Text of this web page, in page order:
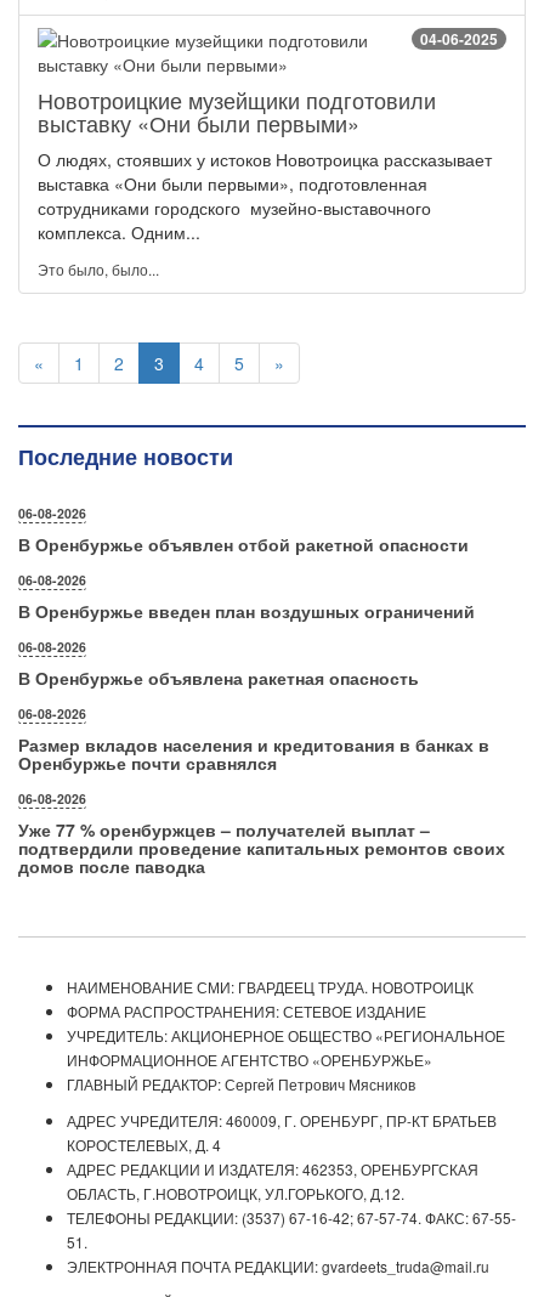
04-06-2025
Новотроицкие музейщики подготовили
выставку «Они были первыми»
О людях, стоявших у истоков Новотроицка рассказывает
выставка «Они были первыми», подготовленная
сотрудниками городского музейно-выставочного
комплекса. Одним...
Это было, было...
« 1 2 3 4 5 »
Последние новости
06-08-2026
В Оренбуржье объявлен отбой ракетной опасности
06-08-2026
В Оренбуржье введен план воздушных ограничений
06-08-2026
В Оренбуржье объявлена ракетная опасность
06-08-2026
Размер вкладов населения и кредитования в банках в
Оренбуржье почти сравнялся
06-08-2026
Уже 77 % оренбуржцев – получателей выплат –
подтвердили проведение капитальных ремонтов своих
домов после паводка
НАИМЕНОВАНИЕ СМИ: ГВАРДЕЕЦ ТРУДА. НОВОТРОИЦК
ФОРМА РАСПРОСТРАНЕНИЯ: СЕТЕВОЕ ИЗДАНИЕ
УЧРЕДИТЕЛЬ: АКЦИОНЕРНОЕ ОБЩЕСТВО «РЕГИОНАЛЬНОЕ
ИНФОРМАЦИОННОЕ АГЕНТСТВО «ОРЕНБУРЖЬЕ»
ГЛАВНЫЙ РЕДАКТОР: Сергей Петрович Мясников
АДРЕС УЧРЕДИТЕЛЯ: 460009, Г. ОРЕНБУРГ, ПР-КТ БРАТЬЕВ
КОРОСТЕЛЕВЫХ, Д. 4
АДРЕС РЕДАКЦИИ И ИЗДАТЕЛЯ: 462353, ОРЕНБУРГСКАЯ
ОБЛАСТЬ, Г.НОВОТРОИЦК, УЛ.ГОРЬКОГО, Д.12.
ТЕЛЕФОНЫ РЕДАКЦИИ: (3537) 67-16-42; 67-57-74. ФАКС: 67-55-
51.
ЭЛЕКТРОННАЯ ПОЧТА РЕДАКЦИИ: gvardeets_truda@mail.ru